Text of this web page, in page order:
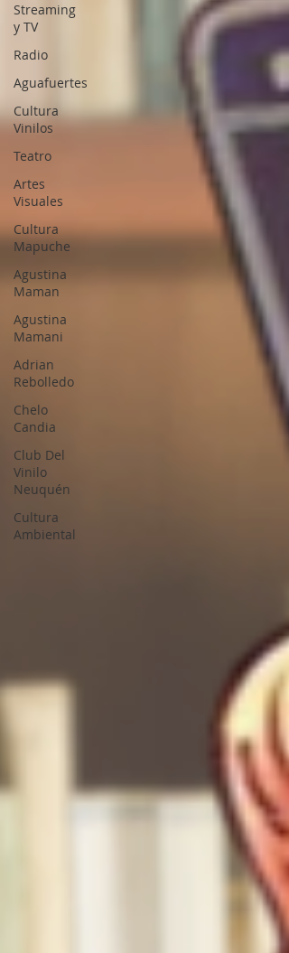
Streaming
y TV
Radio
Aguafuertes
Cultura
Vinilos
Teatro
Artes
Visuales
Cultura
Mapuche
Agustina
Maman
Agustina
Mamani
Adrian
Rebolledo
Chelo
Candia
Club Del
Vinilo
Neuquén
Cultura
Ambiental